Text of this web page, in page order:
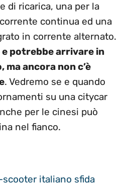
di ricarica, una per la
continua ed una
in corrente alternato.
e potrebbe arrivare in
ancora non c’è
. Vedremo se e quando
su una citycar
per le cinesi può
nel fianco.
italiano sfida